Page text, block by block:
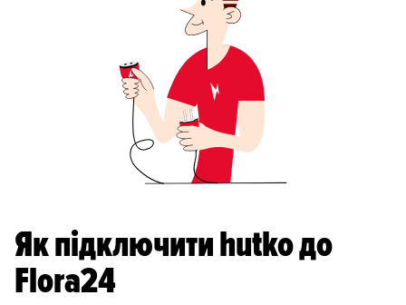
Як підключити hutko до
Flora24